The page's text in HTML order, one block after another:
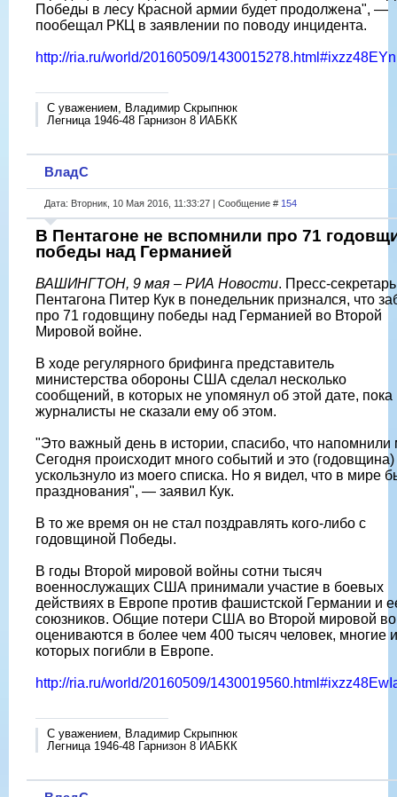
Победы в лесу Красной армии будет продолжена", —
пообещал РКЦ в заявлении по поводу инцидента.
http://ria.ru/world/20160509/
С уважением, Владимир Скрыпнюк
Легница 1946-48 Гарнизон 8 ИАБКК
ВладС
Дата: Вторник, 10 Мая 2016, 11:33:27 | Сообщение # 154
В Пентагоне не вспомнили про 71
победы над Германией
ВАШИНГТОН, 9 мая – РИА Новости. Пресс-секретарь
Пентагона Питер Кук в понедельник признался, что
про 71 годовщину победы над Германией во Второй
Мировой войне.
В ходе регулярного брифинга представитель
министерства обороны США сделал несколько
сообщений, в которых не упомянул об этой дате, пока
журналисты не сказали ему об этом.
"Это важный день в истории, спасибо, что напомнили
Сегодня происходит много событий и это (годовщина)
ускользнуло из моего списка. Но я видел, что в мире
празднования", — заявил Кук.
В то же время он не стал поздравлять кого-либо с
годовщиной Победы.
В годы Второй мировой войны сотни тысяч
военнослужащих США принимали участие в боевых
действиях в Европе против фашистской Германии и
союзников. Общие потери США во Второй мировой
оцениваются в более чем 400 тысяч человек, многие
которых погибли в Европе.
http://ria.ru/world/20160509/
С уважением, Владимир Скрыпнюк
Легница 1946-48 Гарнизон 8 ИАБКК